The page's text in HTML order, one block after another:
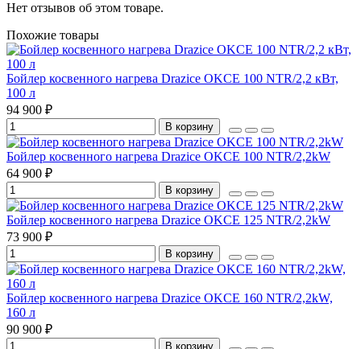
Нет отзывов об этом товаре.
Похожие товары
Бойлер косвенного нагрева Drazice OKCE 100 NTR/2,2 кВт,
100 л
94 900 ₽
В корзину
Бойлер косвенного нагрева Drazice OKCE 100 NTR/2,2kW
64 900 ₽
В корзину
Бойлер косвенного нагрева Drazice OKCE 125 NTR/2,2kW
73 900 ₽
В корзину
Бойлер косвенного нагрева Drazice OKCE 160 NTR/2,2kW,
160 л
90 900 ₽
В корзину